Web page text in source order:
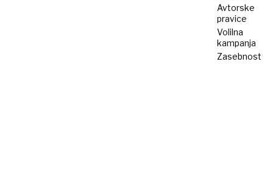
Avtorske
pravice
Volilna
kampanja
Zasebnost